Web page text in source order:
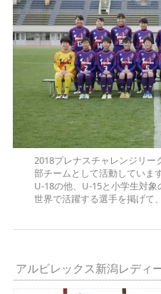
2018プレナスチャレンジリ
部チームとして活動しています
U-18の他、U-15と小学生対象
世界で活躍する選手を掲げて
アルビレックス新潟レディ